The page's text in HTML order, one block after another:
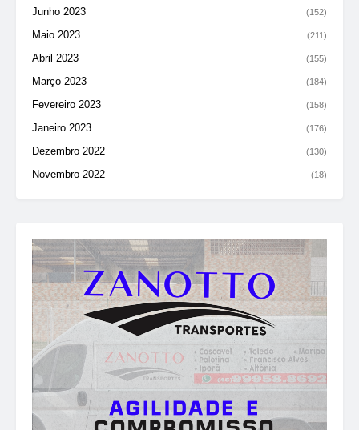
Junho 2023 (152)
Maio 2023 (211)
Abril 2023 (155)
Março 2023 (184)
Fevereiro 2023 (158)
Janeiro 2023 (176)
Dezembro 2022 (130)
Novembro 2022 (18)